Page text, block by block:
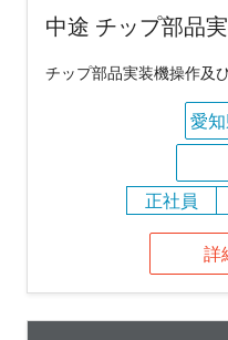
中途 チップ部品
チップ部品実装機操作及
愛
正社員
詳